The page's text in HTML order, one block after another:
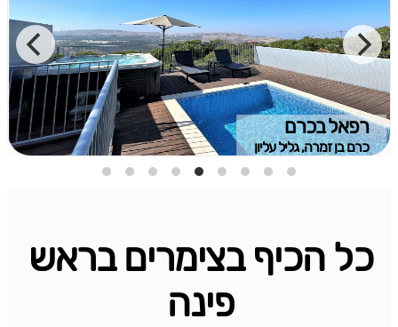
רפאל בכרם
כרם בן זמרה, גליל עליון
כל הכיף בצימרים בראש
פינה